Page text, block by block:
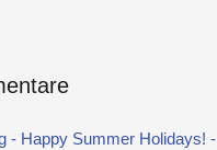
- Happy Summer Holidays! -